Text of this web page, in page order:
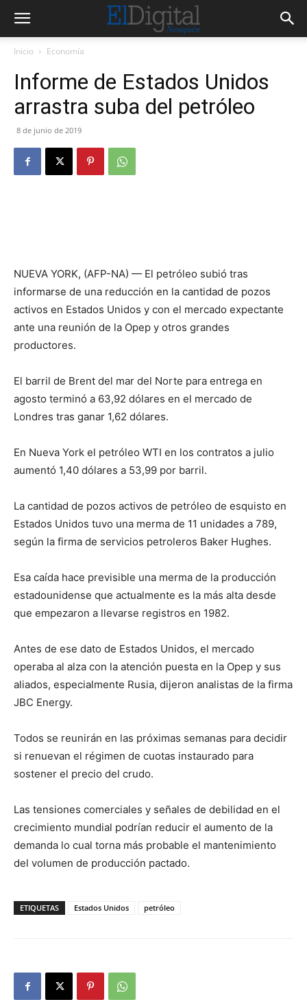
Inicio Economía
Informe de Estados Unidos
arrastra suba del petróleo
8 de junio de 2019
NUEVA YORK, (AFP-NA) — El petróleo subió tras
informarse de una reducción en la cantidad de pozos
activos en Estados Unidos y con el mercado expectante
ante una reunión de la Opep y otros grandes
productores.
El barril de Brent del mar del Norte para entrega en
agosto terminó a 63,92 dólares en el mercado de
Londres tras ganar 1,62 dólares.
En Nueva York el petróleo WTI en los contratos a julio
aumentó 1,40 dólares a 53,99 por barril.
La cantidad de pozos activos de petróleo de esquisto en
Estados Unidos tuvo una merma de 11 unidades a 789,
según la firma de servicios petroleros Baker Hughes.
Esa caída hace previsible una merma de la producción
estadounidense que actualmente es la más alta desde
que empezaron a llevarse registros en 1982.
Antes de ese dato de Estados Unidos, el mercado
operaba al alza con la atención puesta en la Opep y sus
aliados, especialmente Rusia, dijeron analistas de la firma
JBC Energy.
Todos se reunirán en las próximas semanas para decidir
si renuevan el régimen de cuotas instaurado para
sostener el precio del crudo.
Las tensiones comerciales y señales de debilidad en el
crecimiento mundial podrían reducir el aumento de la
demanda lo cual torna más probable el mantenimiento
del volumen de producción pactado.
ETIQUETAS Estados Unidos petróleo